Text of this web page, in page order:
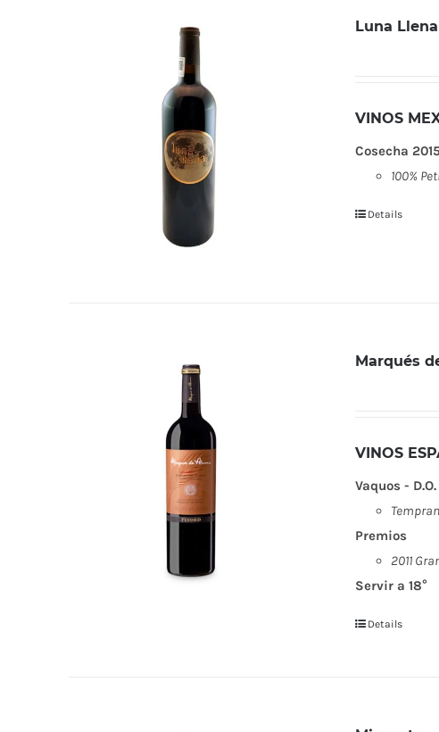
Luna Llena
VINOS
Cosecha 2015
100%
Details
Marqués
VINOS
Vaquos -
Premios
2011
Servir a 18°
Details